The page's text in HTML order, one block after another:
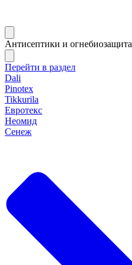
Антисептики и огнебиозащита
Перейти в раздел
Dali
Pinotex
Tikkurila
Евротекс
Неомид
Сенеж